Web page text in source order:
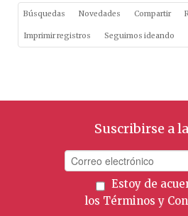
Búsquedas Novedades Compartir
Imprimir registros Seguimos ideando
Suscribirse a
Estoy de
los Términos y